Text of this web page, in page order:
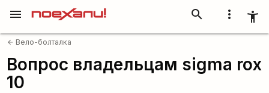
more_vert accessibility_new
search
menu
arrow_back Вело-болталка
Вопрос владельцам sigma rox
10